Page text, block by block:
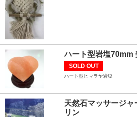
ハート型岩塩70mm
SOLD OUT
ハート型ヒマラヤ岩塩
天然石マッサージ
リン